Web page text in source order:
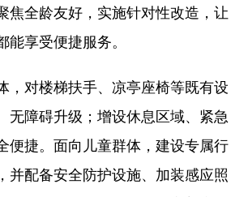
焦全龄友好，实施针对性改造，让
享受便捷服务。
对楼梯扶手、凉亭座椅等既有设
无障碍升级；增设休息区域、紧急
便捷。面向儿童群体，建设专属行
并配备安全防护设施、加装感应照